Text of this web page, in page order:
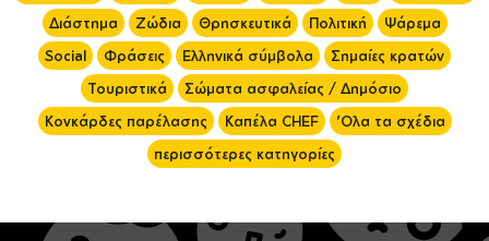
Διάστημα
Ζώδια Θρησκευτικά Πολιτική
Ψάρεμα
Social
Φράσεις Ελληνικά σύμβολα
Σημαίες κρατών
Τουριστικά
Σώματα ασφαλείας / Δημόσιο
Κονκάρδες παρέλασης
Καπέλα CHEF
'Ολα τα σχέδια
περισσότερες κατηγορίες